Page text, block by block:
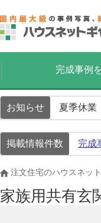
完成事例
お知らせ 夏季休
掲載情報件数 完成
注文住宅のハウスネッ
家族用共有玄